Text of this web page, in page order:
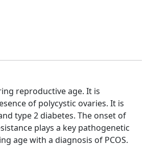
reproductive age. It is
of polycystic ovaries. It is
type 2 diabetes. The onset of
plays a key pathogenetic
age with a diagnosis of PCOS.